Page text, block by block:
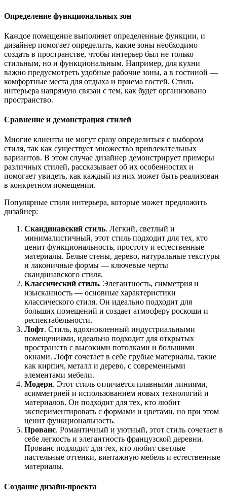
Определение функциональных зон
Каждое помещение выполняет определенные функции, и
дизайнер помогает определить, какие зоны необходимо
создать в пространстве, чтобы интерьер был не только
стильным, но и функциональным. Например, для кухни
важно предусмотреть удобные рабочие зоны, а в гостиной —
комфортные места для отдыха и приема гостей. Стиль
интерьера напрямую связан с тем, как будет организовано
пространство.
Сравнение и демонстрация стилей
Многие клиенты не могут сразу определиться с выбором
стиля, так как существует множество привлекательных
вариантов. В этом случае дизайнер демонстрирует примеры
различных стилей, рассказывает об их особенностях и
помогает увидеть, как каждый из них может быть реализован
в конкретном помещении.
Популярные стили интерьера, которые может предложить
дизайнер:
Скандинавский стиль. Легкий, светлый и
минималистичный, этот стиль подходит для тех, кто
ценит функциональность, простоту и естественные
материалы. Белые стены, дерево, натуральные текстуры
и лаконичные формы — ключевые черты
скандинавского стиля.
Классический стиль. Элегантность, симметрия и
изысканность — основные характеристики
классического стиля. Он идеально подходит для
больших помещений и создает атмосферу роскоши и
респектабельности.
Лофт. Стиль, вдохновленный индустриальными
помещениями, идеально подходит для открытых
пространств с высокими потолками и большими
окнами. Лофт сочетает в себе грубые материалы, такие
как кирпич, металл и дерево, с современными
элементами мебели.
Модерн. Этот стиль отличается плавными линиями,
асимметрией и использованием новых технологий и
материалов. Он подходит для тех, кто любит
экспериментировать с формами и цветами, но при этом
ценит функциональность.
Прованс. Романтичный и уютный, этот стиль сочетает в
себе легкость и элегантность французской деревни.
Прованс подходит для тех, кто любит светлые
пастельные оттенки, винтажную мебель и естественные
материалы.
Создание дизайн-проекта